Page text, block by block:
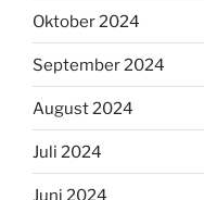
Oktober 2024
September 2024
August 2024
Juli 2024
Juni 2024